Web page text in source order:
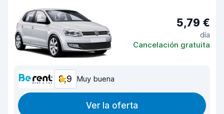
5,79 €
día
Cancelación gratuita
8,9 Muy buena
Ver la oferta